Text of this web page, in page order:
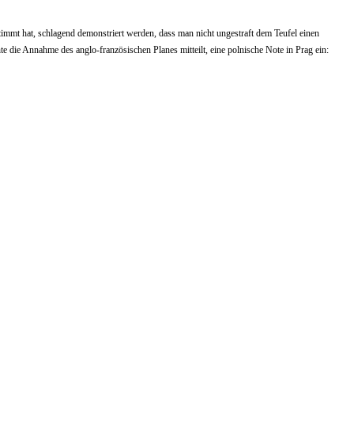
hat, schlagend demonstriert werden, dass man nicht ungestraft dem Teufel einen
die Annahme des anglo-französischen Planes mitteilt, eine polnische Note in Prag ein: